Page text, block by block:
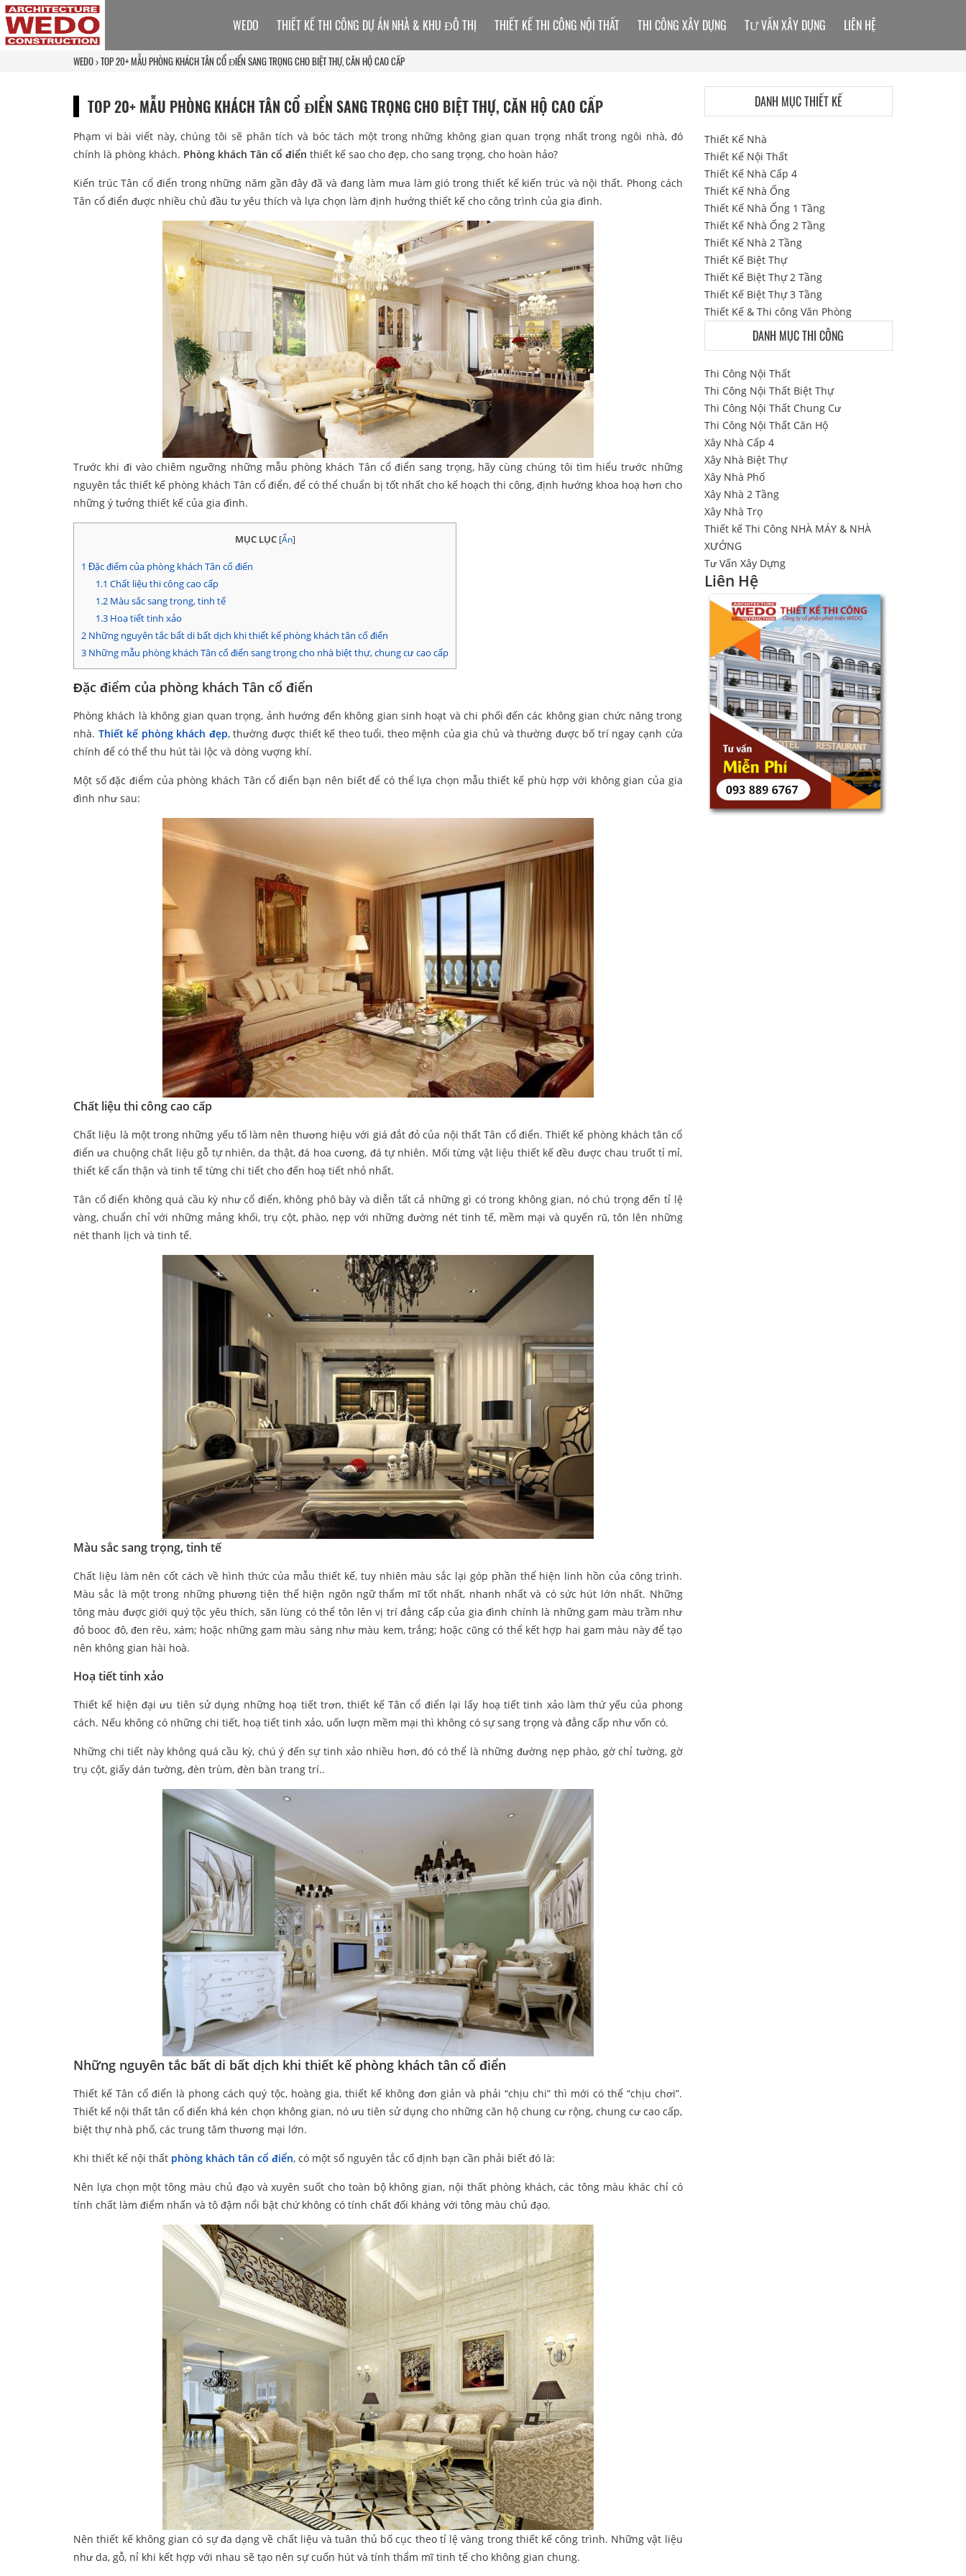
WEDO TOP 20+ MẪU PHÒNG KHÁCH TÂN CỔ ĐIỂN SANG TRỌNG CHO BIỆT THỰ, CĂN HỘ CAO CẤP
TOP 20+ MẪU PHÒNG KHÁCH TÂN CỔ ĐIỂN SANG TRỌNG CHO BIỆT THỰ, CĂN HỘ CAO CẤP
Phạm vi bài viết này, chúng tôi sẽ phân tích và bóc tách một trong những không gian quan trọng nhất trong ngôi nhà, đó
chính là phòng khách. Phòng khách Tân cổ điển thiết kế sao cho đẹp, cho sang trọng, cho hoàn hảo?
Kiến trúc Tân cổ điển trong những năm gần đây đã và đang làm mưa làm gió trong thiết kế kiến trúc và nội thất. Phong cách
Tân cổ điển được nhiều chủ đầu tư yêu thích và lựa chọn làm định hướng thiết kế cho công trình của gia đình.
Trước khi đi vào chiêm ngưỡng những mẫu phòng khách Tân cổ điển sang trọng, hãy cùng chúng tôi tìm hiểu trước những
nguyên tắc thiết kế phòng khách Tân cổ điển, để có thể chuẩn bị tốt nhất cho kế hoạch thi công, định hướng khoa hoạ hơn cho
những ý tưởng thiết kế của gia đình.
MỤC LỤC [Ẩn]
1 Đặc điểm của phòng khách Tân cổ điển
1.1 Chất liệu thi công cao cấp
1.2Màu sắc sang trọng, tinh tế
1.3Hoạ tiết tinh xảo
2 Những nguyên tắc bất di bất dịch khi thiết kế phòng khách tân cổ điển
3 Những mẫu phòng khách Tân cổ điển sang trọng cho nhà biệt thự, chung cư cao cấp
Đặc điểm của phòng khách Tân cổ điển
Phòng khách là không gian quan trọng, ảnh hướng đến không gian sinh hoạt và chi phối đến các không gian chức năng trong
nhà. Thiết kế phòng khách đẹp, thường được thiết kế theo tuổi, theo mệnh của gia chủ và thường được bố trí ngay cạnh cửa
chính để có thể thu hút tài lộc và dòng vượng khí.
Một số đặc điểm của phòng khách Tân cổ điển bạn nên biết để có thể lựa chọn mẫu thiết kế phù hợp với không gian của gia
đình như sau:
Chất liệu thi công cao cấp
Chất liệu là một trong những yếu tố làm nên thương hiệu với giá đắt đỏ của nội thất Tân cổ điển. Thiết kế phòng khách tân cổ
điển ưa chuộng chất liệu gỗ tự nhiên, da thật, đá hoa cương, đá tự nhiên. Mối từng vật liệu thiết kế đều được chau truốt tỉ mỉ,
thiết kế cẩn thận và tinh tế từng chi tiết cho đến hoạ tiết nhỏ nhất.
Tân cổ điển không quá cầu kỳ như cổ điển, không phô bày và diễn tất cả những gì có trong không gian, nó chú trọng đến tỉ lệ
vàng, chuẩn chỉ với những mảng khối, trụ cột, phào, nẹp với những đường nét tinh tế, mềm mại và quyến rũ, tôn lên những
nét thanh lịch và tinh tế.
Màu sắc sang trọng, tinh tế
Chất liệu làm nên cốt cách về hình thức của mẫu thiết kế, tuy nhiên màu sắc lại góp phần thể hiện linh hồn của công trình.
Màu sắc là một trong những phương tiện thể hiện ngôn ngữ thẩm mĩ tốt nhất, nhanh nhất và có sức hút lớn nhất. Những
tông màu được giới quý tộc yêu thích, săn lùng có thể tôn lên vị trí đẳng cấp của gia đình chính là những gam màu trầm như
đỏ booc đô, đen rêu, xám; hoặc những gam màu sáng như màu kem, trắng; hoặc cũng có thể kết hợp hai gam màu này để tạo
nên không gian hài hoà.
Hoạ tiết tinh xảo
Thiết kế hiện đại ưu tiên sử dụng những hoạ tiết trơn, thiết kế Tân cổ điển lại lấy hoạ tiết tinh xảo làm thứ yếu của phong
cách. Nếu không có những chi tiết, hoạ tiết tinh xảo, uốn lượn mềm mại thì không có sự sang trọng và đẳng cấp như vốn có.
Những chi tiết này không quá cầu kỳ, chú ý đến sự tinh xảo nhiều hơn, đó có thể là những đường nẹp phào, gờ chỉ tường, gờ
trụ cột, giấy dán tường, đèn trùm, đèn bàn trang trí..
Những nguyên tắc bất di bất dịch khi thiết kế phòng khách tân cổ điển
Thiết kế Tân cổ điển là phong cách quý tộc, hoàng gia, thiết kế không đơn giản và phải “chịu chi” thì mới có thể “chịu chơi”.
Thiết kế nội thất tân cổ điển khá kén chọn không gian, nó ưu tiên sử dụng cho những căn hộ chung cư rộng, chung cư cao cấp,
biệt thự nhà phố, các trung tâm thương mại lớn.
Khi thiết kế nội thất phòng khách tân cổ điển, có một số nguyên tắc cố định bạn cần phải biết đó là:
Nên lựa chọn một tông màu chủ đạo và xuyên suốt cho toàn bộ không gian, nội thất phòng khách, các tông màu khác chỉ có
tính chất làm điểm nhấn và tô đậm nổi bật chứ không có tính chất đối kháng với tông màu chủ đạo.
Nên thiết kế không gian có sự đa dạng về chất liệu và tuân thủ bố cục theo tỉ lệ vàng trong thiết kế công trình. Những vật liệu
như da, gỗ, nỉ khi kết hợp với nhau sẽ tạo nên sự cuốn hút và tính thẩm mĩ tinh tế cho không gian chung.
WEDO THIẾT KẾ THI CÔNG DỰ ÁN NHÀ & KHU ĐÔ THỊ THIẾT KẾ THI CÔNG NỘI THẤT THI CÔNG XÂY DỰNG TƯ VẤN XÂY DỰNG LIÊN HỆ
DANH MỤC THIẾT KẾ
Thiết Kế Nhà
Thiết Kế Nội Thất
Thiết Kế Nhà Cấp 4
Thiết Kế Nhà Ống
Thiết Kế Nhà Ống 1 Tầng
Thiết Kế Nhà Ống 2 Tầng
Thiết Kế Nhà 2 Tầng
Thiết Kế Biệt Thự
Thiết Kế Biệt Thự 2 Tầng
Thiết Kế Biệt Thự 3 Tầng
Thiết Kế & Thi công Văn Phòng
DANH MỤC THI CÔNG
Thi Công Nội Thất
Thi Công Nội Thất Biệt Thự
Thi Công Nội Thất Chung Cư
Thi Công Nội Thất Căn Hộ
Xây Nhà Cấp 4
Xây Nhà Biệt Thự
Xây Nhà Phố
Xây Nhà 2 Tầng
Xây Nhà Trọ
Thiết kế Thi Công NHÀ MÁY & NHÀ
XƯỞNG
Tư Vấn Xây Dựng
Liên Hệ